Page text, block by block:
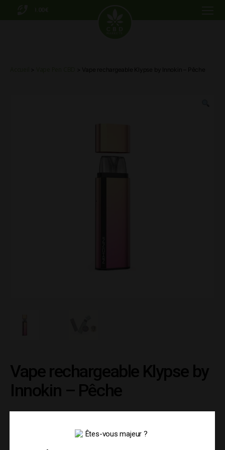
> Vape rechargeable Klypse by Innokin – Pêche
Vape rechargeable Klypse by
Innokin – Pêche